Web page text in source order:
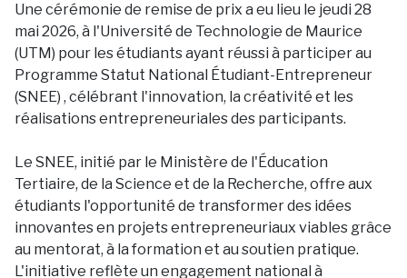
Une cérémonie de remise de prix a eu lieu le jeudi 28
mai 2026, à l'Université de Technologie de Maurice
(UTM) pour les étudiants ayant réussi à participer au
Programme Statut National Étudiant-Entrepreneur
(SNEE) , célébrant l'innovation, la créativité et les
réalisations entrepreneuriales des participants.
Le SNEE, initié par le Ministère de l'Éducation
Tertiaire, de la Science et de la Recherche, offre aux
étudiants l'opportunité de transformer des idées
innovantes en projets entrepreneuriaux viables grâce
au mentorat, à la formation et au soutien pratique.
L'initiative reflète un engagement national à